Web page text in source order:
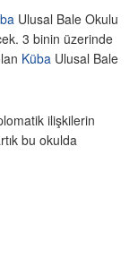
Ulusal Bale Okulu
3 binin üzerinde
Küba Ulusal Bale
ilişkilerin
bu okulda